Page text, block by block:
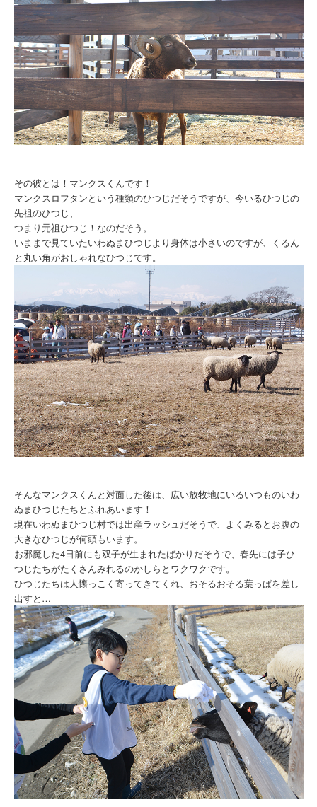
その彼とは！マンクスくんです！
マンクスロフタンという種類のひつじだそうですが、今いるひつじの
先祖のひつじ、
つまり元祖ひつじ！なのだそう。
いままで見ていたいわぬまひつじより身体は小さいのですが、くるん
と丸い角がおしゃれなひつじです。
そんなマンクスくんと対面した後は、広い放牧地にいるいつものいわ
ぬまひつじたちとふれあいます！
現在いわぬまひつじ村では出産ラッシュだそうで、よくみるとお腹の
大きなひつじが何頭もいます。
お邪魔した4日前にも双子が生まれたばかりだそうで、春先には子ひ
つじたちがたくさんみれるのかしらとワクワクです。
ひつじたちは人懐っこく寄ってきてくれ、おそるおそる葉っぱを差し
出すと…